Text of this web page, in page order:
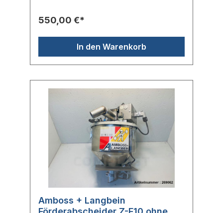
Hersteller: Amboss + LangbeinTyp: Z-F
BaureiheHerstellernr.: Z-F10
550,00 €*
In den Warenkorb
Amboss + Langbein